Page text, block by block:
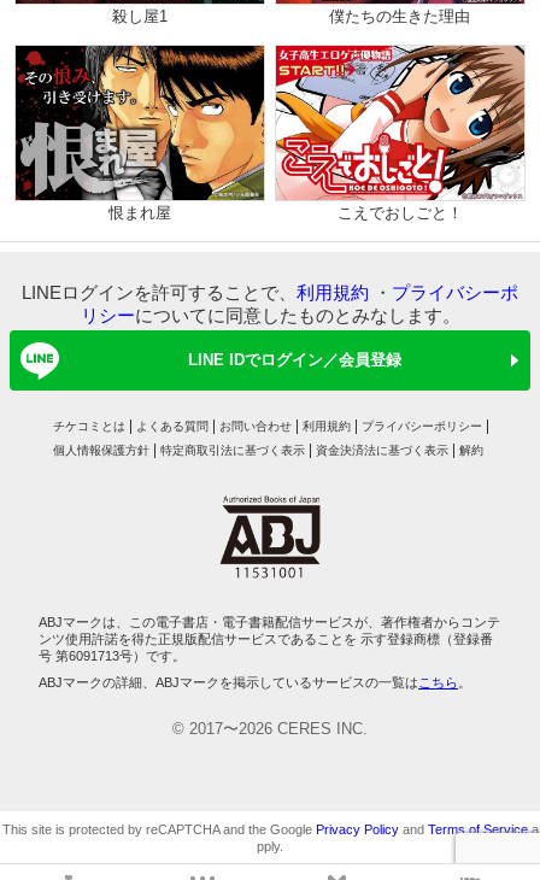
殺し屋1 僕たちの生きた理由
恨まれ屋 こえでおしごと！
LINEログインを許可することで、 利用規約 ・ プライバシーポ
リシーについてに同意したものとみなします。
LINE IDでログイン／会員登録
チケコミとは よくある質問 お問い合わせ 利用規約
プライバシーポリシー
個人情報保護方針
特定商取引法に基づく表示 資金決済法に基づく表示 解約
ABJマークは、この電子書店・電子書籍配信サービスが、著作権者からコンテ
ンツ使用許諾を得た正規版配信サービスであることを 示す登録商標（登録番
号 第6091713号）です。
ABJマークの詳細、ABJマークを掲示しているサービスの一覧は こちら
© 2017〜2026 CERES INC.
This site is protected by reCAPTCHA and the Google Privacy Policyand Terms of Servicea
pply.